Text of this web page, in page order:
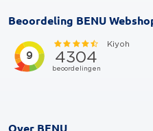
Beoordeling BENU
Over BENU